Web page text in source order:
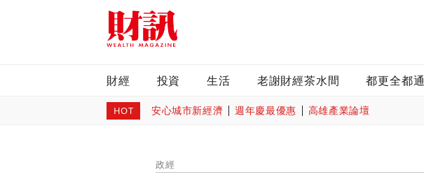
財經 投資 生活 老謝財經茶水間 都更全都通
HOT 安心城市新經濟 週年慶最優惠 高雄產業論壇
政經